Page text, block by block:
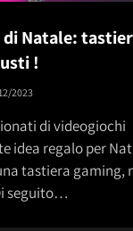
di Natale:
!
2023
di videogiochi
idea regalo per
tastiera gaming,
seguito…